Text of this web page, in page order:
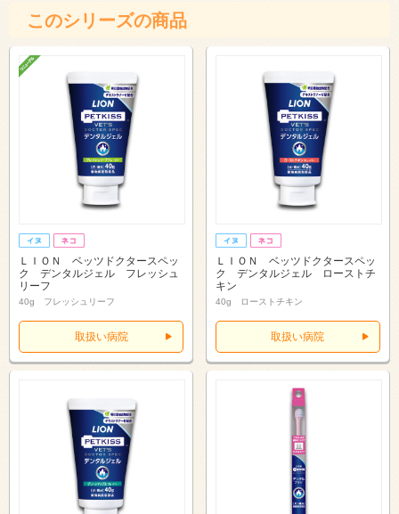
このシリーズの商品
ＬＩＯＮ ベッツドクタースペッ
ク デンタルジェル フレッシュ
リーフ
40g フレッシュリーフ
取扱い病院
ＬＩＯＮ ベッツドクタースペッ
ク デンタルジェル ローストチ
キン
40g ローストチキン
取扱い病院